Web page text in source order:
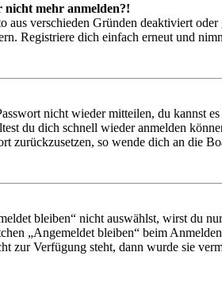
mehr anmelden?!
aus verschieden Gründen deaktiviert
Registriere dich einfach erneut und
nicht wieder mitteilen, du kannst
du dich schnell wieder anmelden
zurückzusetzen, so wende dich an die
bleiben“ nicht auswählst, wirst du
„Angemeldet bleiben“ beim
zur Verfügung steht, dann wurde sie